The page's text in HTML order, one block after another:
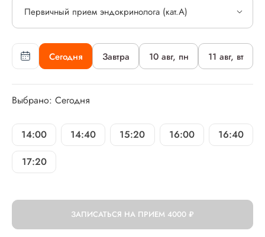
Сегодня Завтра 10 авг, пн 11 авг, вт
Выбрано: Сегодня
14:00 14:40 15:20 16:00
16:40
17:20
Первичный прием эндокринолога (кат.А)
ЗАПИСАТЬСЯ НА ПРИЕМ 4000 ₽